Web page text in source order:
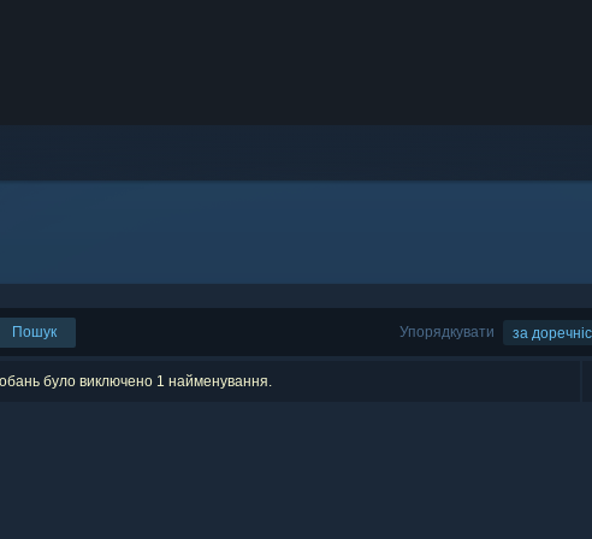
Упорядкувати за
Пошук
було виключено 1 найменування.